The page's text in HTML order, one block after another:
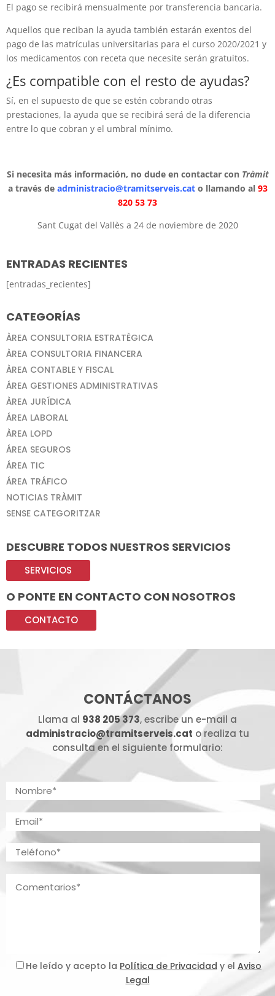
El pago se recibirá mensualmente por transferencia bancaria.
Aquellos que reciban la ayuda también estarán exentos del
pago de las matrículas universitarias para el curso 2020/2021 y
los medicamentos con receta que necesite serán gratuitos.
¿Es compatible con el resto de ayudas?
Sí, en el supuesto de que se estén cobrando otras
prestaciones, la ayuda que se recibirá será de la diferencia
entre lo que cobran y el umbral mínimo.
Si necesita más información, no dude en contactar con Tràmit
a través de administracio@tramitserveis.cato llamando al93
820 53 73
Sant Cugat del Vallès a 24 de noviembre de 2020
ENTRADAS RECIENTES
[entradas_recientes]
CATEGORÍAS
ÀREA CONSULTORIA ESTRATÈGICA
ÀREA CONSULTORIA FINANCERA
ÀREA CONTABLE Y FISCAL
ÁREA GESTIONES ADMINISTRATIVAS
ÀREA JURÍDICA
ÁREA LABORAL
ÀREA LOPD
ÁREA SEGUROS
ÁREA TIC
ÁREA TRÁFICO
NOTICIAS TRÀMIT
SENSE CATEGORITZAR
DESCUBRE TODOS NUESTROS SERVICIOS
SERVICIOS
O PONTE EN CONTACTO CON NOSOTROS
CONTACTO
CONTÁCTANOS
Llama al 938 205 373, escribe un e-mail a
administracio@tramitserveis.cat o realiza tu
consulta en el siguiente formulario:
He leído y acepto la Política de Privacidad y el Aviso
Legal